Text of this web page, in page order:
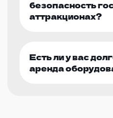
безопасность
аттракционах?
Есть ли у вас
аренда